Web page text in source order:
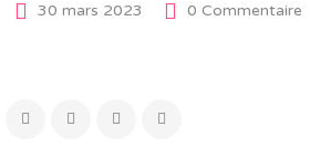
30 mars 2023 0 Commentaire